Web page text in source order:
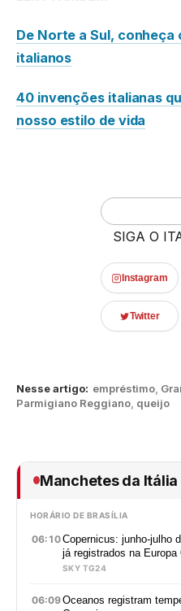
De Norte a Sul, conheça
italianos
40 invenções italianas
nosso estilo de vida
SIGA O
Instagram
Twitter
Nesse artigo: empréstimo
Parmigiano Reggiano queijo
Manchetes da Itália
HORÁRIO DE BRASÍLIA
06:10Copernicus: junho-julho
já registrados na Europa
SKY TG24
06:09Oceanos registram